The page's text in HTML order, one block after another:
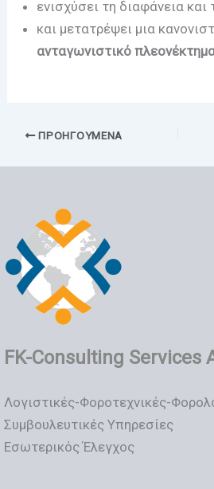
ενισχύσει τη διαφάνεια και
και μετατρέψει μια
ανταγωνιστικό
ΠΡΟΗΓΟΎΜΕΝΑ
FK-Consulting Services
Λογιστικές-Φοροτεχνικές-
Συμβουλευτικές Υπηρεσίες
Εσωτερικός Έλεγχος